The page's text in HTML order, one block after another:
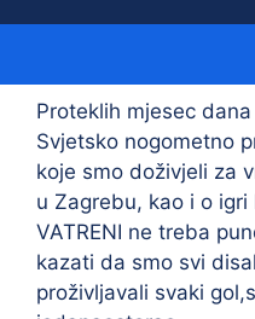
Proteklih mjesec
Svjetsko nogometno
koje smo doživjeli za
u Zagrebu, kao i o
VATRENI ne treba
kazati da smo svi
proživljavali svaki